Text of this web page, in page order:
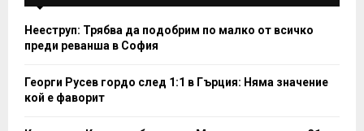
Нееструп: Трябва да подобрим по малко от всичко
преди реванша в София
Георги Русев гордо след 1:1 в Гърция: Няма значение
кой е фаворит